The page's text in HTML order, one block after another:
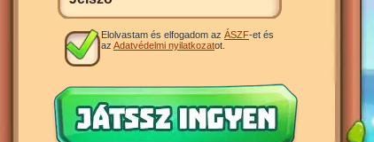
Elolvastam és elfogadom az ÁSZF-et és
az Adatvédelmi nyilatkozatot.